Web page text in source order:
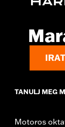
d.com/warranty
TANULJ MEG
Motoros